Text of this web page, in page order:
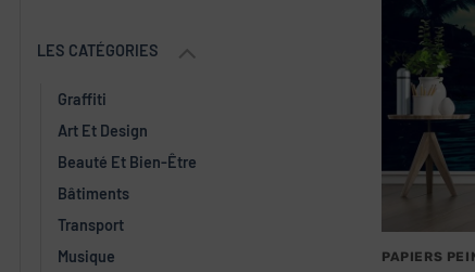
LES CATÉGORIES
Graffiti
Art Et Design
Beauté Et Bien-Être
Bâtiments
Transport
Musique
PAPIERS